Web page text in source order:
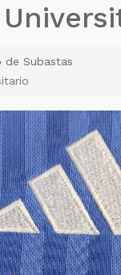
de Subastas